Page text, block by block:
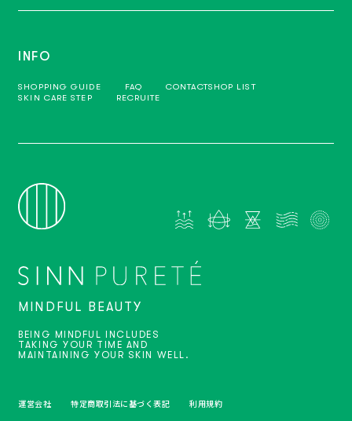
INFO
SHOPPING GUIDE FAQ CONTACTSHOP LIST
SKIN CARE STEP
RECRUITE
MINDFUL BEAUTY
BEING MINDFUL INCLUDES
TAKING YOUR TIME AND
MAINTAINING YOUR SKIN WELL.
運営会社 特定商取引法に基づく表記 利用規約